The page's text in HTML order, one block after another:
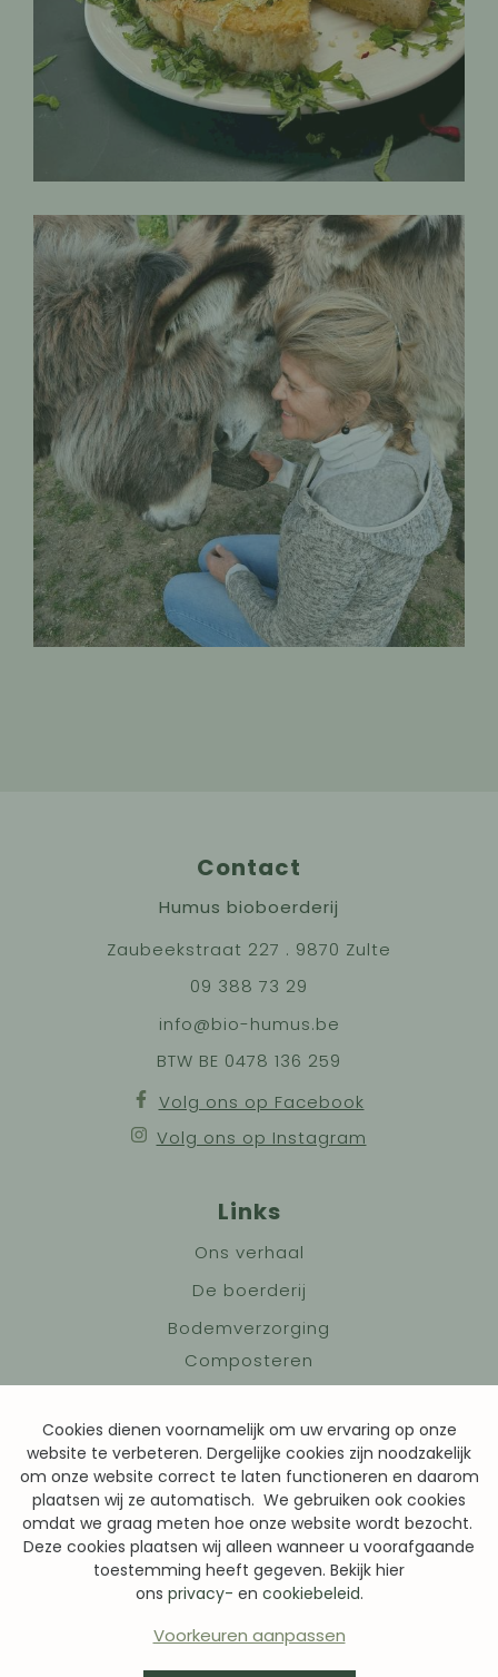
Cookies dienen voornamelijk om uw ervaring op onze
website te verbeteren. Dergelijke cookies zijn noodzakelijk
om onze website correct te laten functioneren en daarom
plaatsen wij ze automatisch. We gebruiken ook cookies
omdat we graag meten hoe onze website wordt bezocht.
Deze cookies plaatsen wij alleen wanneer u voorafgaande
toestemming heeft gegeven. Bekijk hier
ons privacy- en cookiebeleid.
Voorkeuren aanpassen
Contact
Humus bioboerderij
Zaubeekstraat 227 . 9870 Zulte
09 388 73 29
info@bio-humus.be
BTW BE 0478 136 259
Volg ons op Facebook
Volg ons op Instagram
Links
Ons verhaal
De boerderij
Bodemverzorging
Composteren
Academy
Contact
Privacybeleid
Cookies
Voorwaarden
Made by Grafica